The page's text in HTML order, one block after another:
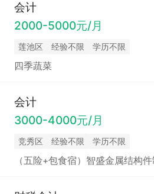
会计
2000-5000元/月
莲池区 经验不限 学历不限
四季蔬菜
会计
3000-4000元/月
竞秀区 经验不限 学历不限
（五险+包食宿）智盛金属结构